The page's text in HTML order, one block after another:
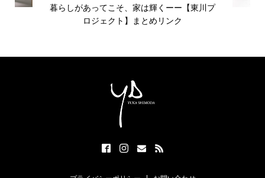
暮らしがあってこそ、家は輝くーー【東川プ
ロジェクト】まとめリンク